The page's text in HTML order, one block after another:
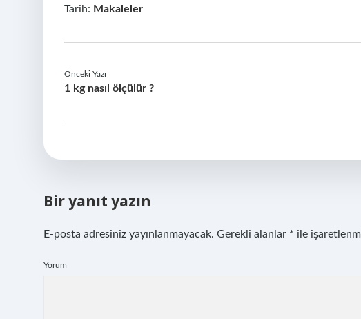
Tarih: Makaleler
Önceki Yazı
1 kg nasıl ölçülür ?
Bir yanıt yazın
E-posta adresiniz yayınlanmayacak. Gerekli alanlar * ile
Yorum